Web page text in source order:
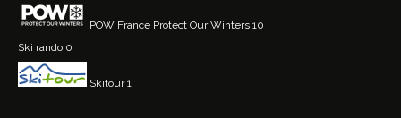
POW France Protect Our Winters 10
Ski rando 0
Skitour1